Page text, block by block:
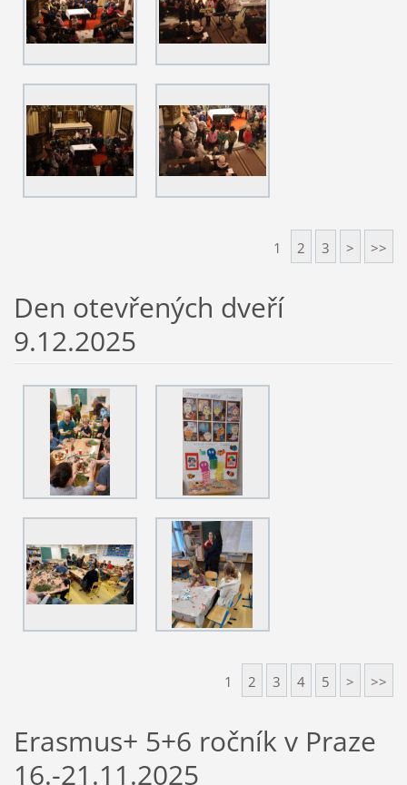
1 2 3 > >>
Den otevřených dveří
9.12.2025
1 2 3 4 5 > >>
Erasmus+ 5+6 ročník v Praze
16.-21.11.2025